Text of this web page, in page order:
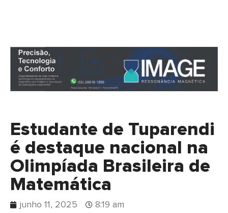
Estudante de Tuparendi
é destaque nacional na
Olimpíada Brasileira de
Matemática
junho 11, 2025
8:19 am